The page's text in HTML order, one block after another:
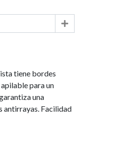
tiene bordes
para un
una
antirrayas. Facilidad